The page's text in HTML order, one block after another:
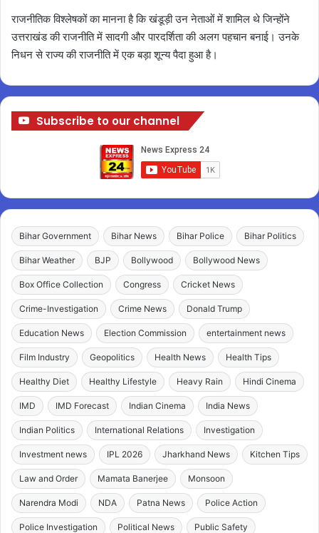
राजनीतिक विश्लेषकों का मानना है कि खंडूड़ी उन नेताओं में शामिल थे जिन्होंने
उत्तराखंड की राजनीति में सादगी और पारदर्शिता की अलग पहचान बनाई। उनके
निधन से राज्य की राजनीति में एक बड़ा शून्य पैदा हुआ है।
Subscribe to our channel
Bihar Government Bihar News Bihar Police Bihar Politics
Bihar Weather BJP Bollywood Bollywood News
Box Office Collection Congress Cricket News
Crime-Investigation Crime News Donald Trump
Education News Election Commission entertainment news
Film Industry Geopolitics Health News Health Tips
Healthy Diet Healthy Lifestyle Heavy Rain Hindi Cinema
IMD IMD Forecast Indian Cinema India News
Indian Politics International Relations Investigation
Investment news IPL 2026 Jharkhand News Kitchen Tips
Law and Order Mamata Banerjee Monsoon
Narendra Modi NDA Patna News Police Action
Police Investigation Political News Public Safety